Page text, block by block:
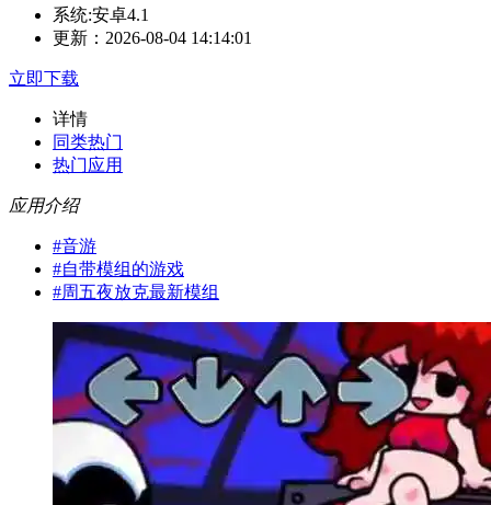
系统:安卓4.1
更新：2026-08-04 14:14:01
立即下载
详情
同类热门
热门应用
应用介绍
#音游
#自带模组的游戏
#周五夜放克最新模组